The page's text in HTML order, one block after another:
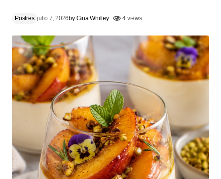
Postres julio 7, 2026by Gina Whitley 4 views